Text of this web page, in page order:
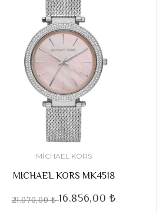
MICHAEL KORS
MICHAEL KORS MK4518
21.070,00 ₺16.856,00 ₺